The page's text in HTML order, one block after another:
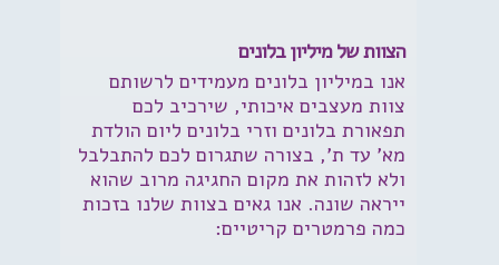
הצוות של מיליון בלונים
אנו במיליון בלונים מעמידים לרשותם
צוות מעצבים איכותי, שירכיב לכם
תפאורת בלונים וזרי בלונים ליום הולדת
מא' עד ת', בצורה שתגרום לכם להתבלבל
ולא לזהות את מקום החגיגה מרוב שהוא
ייראה שונה. אנו גאים בצוות שלנו בזכות
כמה פרמטרים קריטיים: